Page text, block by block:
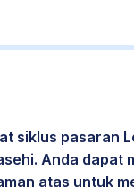
siklus pasaran
Anda dapat
atas untuk